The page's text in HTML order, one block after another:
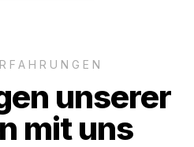
unserer
mit uns